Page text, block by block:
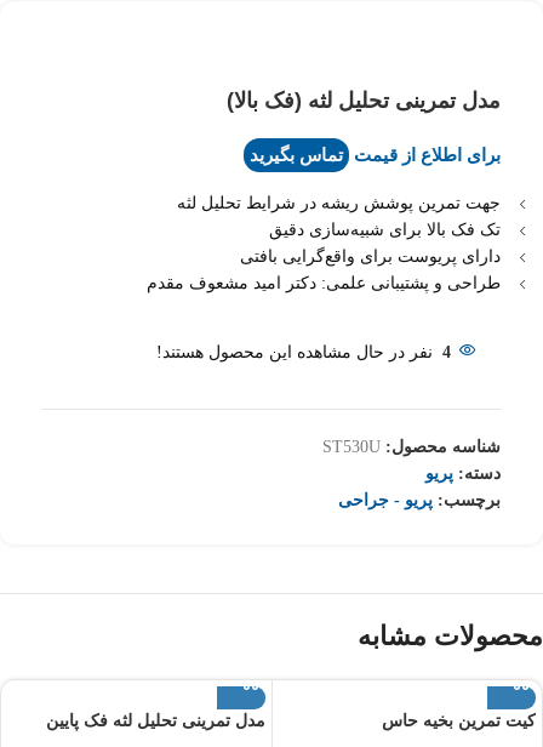
مدل تمرینی تحلیل لثه (فک بالا)
برای اطلاع از قیمت تماس بگیرید
جهت تمرین پوشش ریشه در شرایط تحلیل لثه
تک فک بالا برای شبیه‌سازی دقیق
دارای پریوست برای واقع‌گرایی بافتی
طراحی و پشتیبانی علمی: دکتر امید مشعوف مقدم
4 نفر در حال مشاهده این محصول هستند!
شناسه محصول: ST530U
دسته: پریو
برچسب: پریو - جراحی
محصولات مشابه
کیت تمرین بخیه حاس مدل تمرینی تحلیل لثه فک پایین